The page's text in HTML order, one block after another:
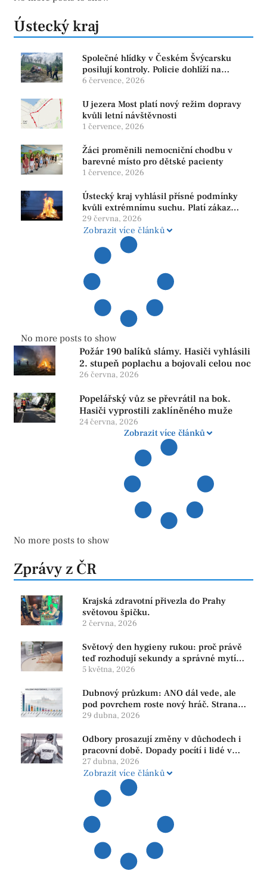
Ústecký kraj
Společné hlídky v Českém Švýcarsku
posilují kontroly. Policie dohlíží na
bezpečnost i ochranu přírody
6 července, 2026
U jezera Most platí nový režim dopravy
kvůli letní návštěvnosti
1 července, 2026
Žáci proměnili nemocniční chodbu v
barevné místo pro dětské pacienty
1 července, 2026
Ústecký kraj vyhlásil přísné podmínky
kvůli extrémnímu suchu. Platí zákaz
ohňů i pyrotechniky
29 června, 2026
Zobrazit více článků
No more posts to show
Požár 190 balíků slámy. Hasiči vyhlásili
2. stupeň poplachu a bojovali celou noc
26 června, 2026
Popelářský vůz se převrátil na bok.
Hasiči vyprostili zaklíněného muže
24 června, 2026
Zobrazit více článků
No more posts to show
Zprávy z ČR
Krajská zdravotní přivezla do Prahy
světovou špičku.
2 června, 2026
Světový den hygieny rukou: proč právě
teď rozhodují sekundy a správné mytí
rukou
5 května, 2026
Dubnový průzkum: ANO dál vede, ale
pod povrchem roste nový hráč. Strana
PRO se drží nejvýš mezi menšími
29 dubna, 2026
Odbory prosazují změny v důchodech i
pracovní době. Dopady pocítí i lidé v
našem regionu
27 dubna, 2026
Zobrazit více článků